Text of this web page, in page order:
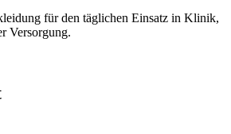
für den täglichen Einsatz in Klinik,
Versorgung.